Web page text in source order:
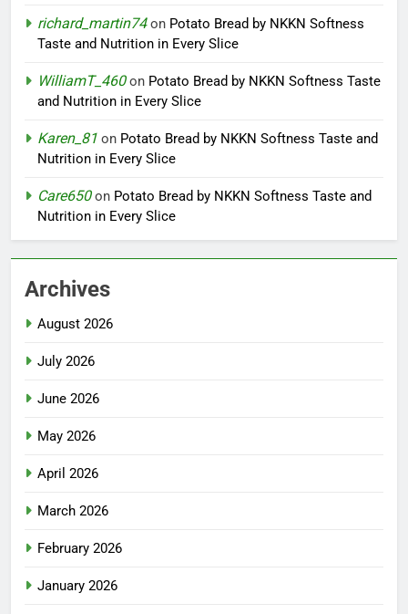
richard_martin74on Potato Bread by NKKN Softness
Taste and Nutrition in Every Slice
WilliamT_460on Potato Bread by NKKN Softness Taste
and Nutrition in Every Slice
Karen_81 on Potato Bread by NKKN Softness Taste and
Nutrition in Every Slice
Care650on Potato Bread by NKKN Softness Taste and
Nutrition in Every Slice
Archives
August 2026
July 2026
June 2026
May 2026
April 2026
March 2026
February 2026
January 2026